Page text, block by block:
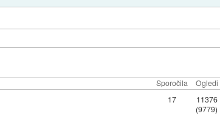
Sporočila Ogledi
17
11376
(9779)